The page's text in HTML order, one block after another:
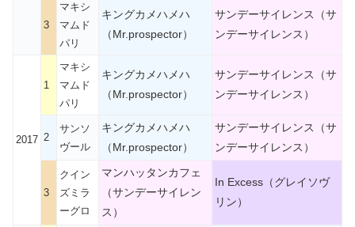
3
マキシ
マムド
パリ
キングカメハメハ
（Mr.prospector）
サンデーサイレンス（サ
ンデーサイレンス）
2017
1
マキシ
マムド
パリ
キングカメハメハ
（Mr.prospector）
サンデーサイレンス（サ
ンデーサイレンス）
2
サンソ
ヴール
キングカメハメハ
（Mr.prospector）
サンデーサイレンス（サ
ンデーサイレンス）
3
クイン
ズミラ
ーグロ
マンハッタンカフェ
（サンデーサイレン
ス）
In Excess（グレイソヴ
リン）